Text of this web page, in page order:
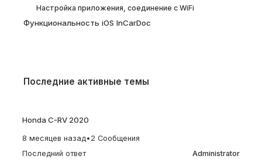
Настройка приложения, соединение с WiFi
Функциональность iOS InCarDoc
Последние активные темы
Honda C-RV 2020
8 месяцев назад • 2 Сообщения
Последний ответ
Administrator